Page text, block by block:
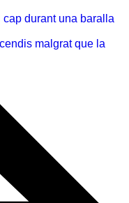
cap durant una baralla
malgrat que la